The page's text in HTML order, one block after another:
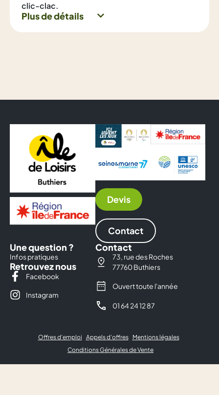
clic-clac.
Plus de détails
Une question ?
Infos pratiques
Retrouvez nous
Facebook
Instagram
Contact
73, rue des Roches
77760 Buthiers
Ouvert toute l'année
01 64 24 12 87
Devis
Contact
Offres d’emploi Appels d’offres
Mentions légales
Conditions Générales de Vente